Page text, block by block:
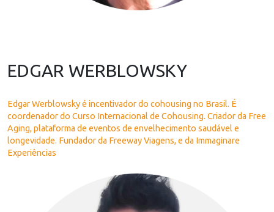
EDGAR WERBLOWSKY
Edgar Werblowsky é incentivador do cohousing no Brasil. É
coordenador do Curso Internacional de Cohousing. Criador da Free
Aging, plataforma de eventos de envelhecimento saudável e
longevidade. Fundador da Freeway Viagens, e da Immaginare
Experiências